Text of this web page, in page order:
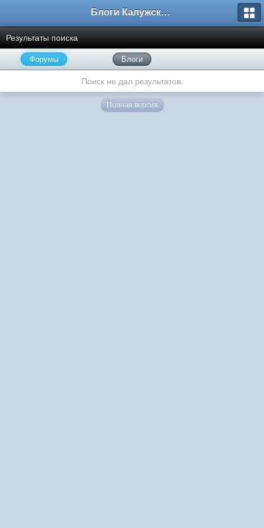
Блоги Калужского перекрестка
Результаты поиска
Форумы Блоги
Поиск не дал результатов.
Полная версия